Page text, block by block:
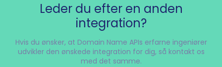
Leder du efter en anden
integration?
Hvis du ønsker, at Domain Name APIs erfarne ingeniører
udvikler den ønskede integration for dig, så kontakt os
med det samme.